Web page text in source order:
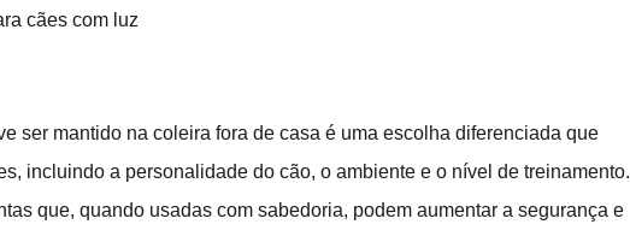
ser mantido na coleira fora de casa é uma escolha diferenciada que
incluindo a personalidade do cão, o ambiente e o nível de treinamento.
que, quando usadas com sabedoria, podem aumentar a segurança e